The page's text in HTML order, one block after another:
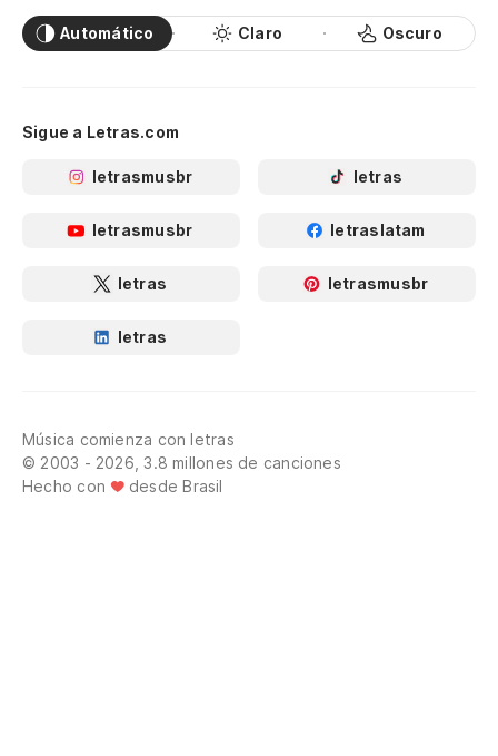
Automático Claro Oscuro
Sigue a Letras.com
letrasmusbr letras
letrasmusbr letraslatam
letras letrasmusbr
letras
Música comienza con letras
© 2003 - 2026, 3.8 millones de canciones
Hecho con
desde Brasil